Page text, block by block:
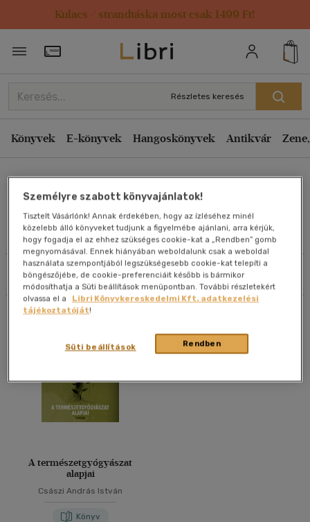
Kulacs / strandtáska most csak 1499 Ft!
Törzsvásárlói Kártya adatai
Részletes keresés
Könyvek E-könyvek Hangoskönyvek Antikvár
Művei
Szűrés Rendezés
Rendezés
Kiadás éve szerint csökkenő
Ár szerint csökkenő
Eladott darabszám szerint csökkenő
Eladott darabszám szerint növekvő
Cím szerint A-Z
Szerző szerint A-Z
Megjelenítés
20 db / oldal
Alkalmaz
A természetgyógyászat
alapjai
Császi András István
Könyv
Személyre szabott könyvajánlatok!
Tisztelt Vásárlónk! Annak érdekében, hogy az ízléséhez minél
közelebb álló könyveket tudjunk a figyelmébe ajánlani, arra kérjük,
hogy fogadja el az ehhez szükséges cookie-kat a „Rendben” gomb
megnyomásával. Ennek hiányában weboldalunk csak a weboldal
használata szempontjából legszükségesebb cookie-kat telepíti a
böngészőjébe, de cookie-preferenciáit később is bármikor
módosíthatja a Süti beállítások menüpontban. További részletekért
olvassa el a
Libri Könyvkereskedelmi Kft. adatkezelési
tájékoztatóját!
Rendben
Süti beállítások